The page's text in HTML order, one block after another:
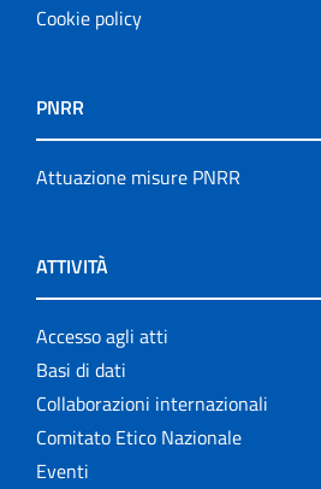
Cookie policy
PNRR
Attuazione misure PNRR
ATTIVITÀ
Accesso agli atti
Basi di dati
Collaborazioni internazionali
Comitato Etico Nazionale
Eventi